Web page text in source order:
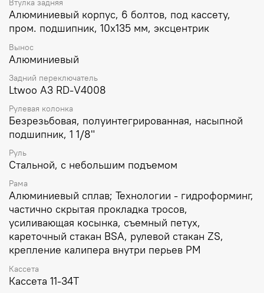
Втулка задняя
Алюминиевый корпус, 6 болтов, под кассету,
пром. подшипник, 10х135 мм, эксцентрик
Вынос
Алюминиевый
Задний переключатель
Ltwoo А3 RD-V4008
Рулевая колонка
Безрезьбовая, полуинтегрированная, насыпной
подшипник, 1 1/8"
Руль
Стальной, с небольшим подъемом
Рама
Алюминиевый сплав; Технологии - гидроформинг,
частично скрытая прокладка тросов,
усиливающая косынка, съемный петух,
кареточный стакан BSA, рулевой стакан ZS,
крепление калипера внутри перьев PM
Кассета
Кассета 11-34T